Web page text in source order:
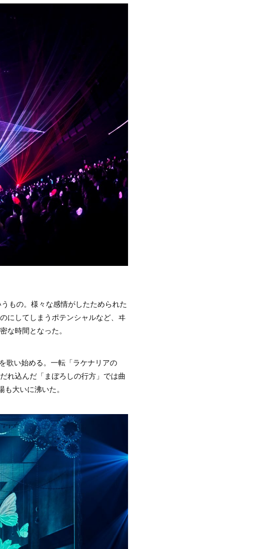
もの。様々な感情がしたためられた
にしてしまうポテンシャルなど、ヰ
な時間となった。
歌い始める。一転「ラケナリアの
れ込んだ「まぼろしの行方」では曲
大いに沸いた。